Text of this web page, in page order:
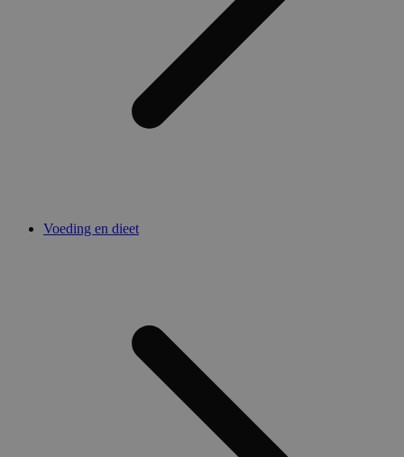
Voeding en dieet